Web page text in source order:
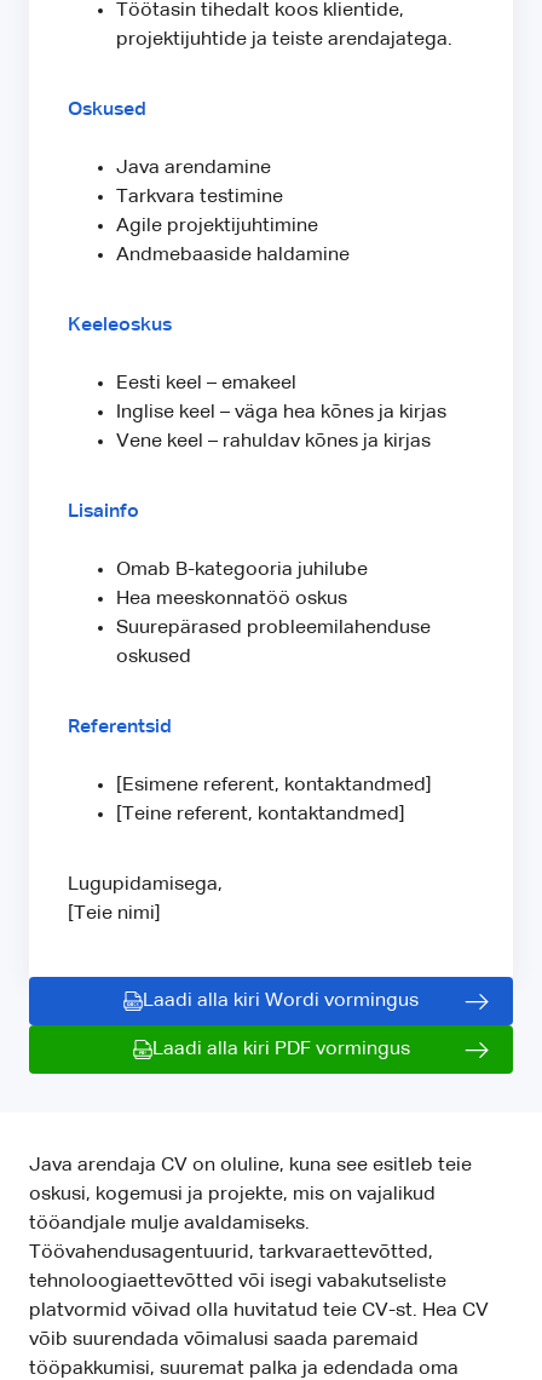
Töötasin tihedalt koos klientide,
projektijuhtide ja teiste arendajatega.
Oskused
Java arendamine
Tarkvara testimine
Agile projektijuhtimine
Andmebaaside haldamine
Keeleoskus
Eesti keel – emakeel
Inglise keel – väga hea kõnes ja kirjas
Vene keel – rahuldav kõnes ja kirjas
Lisainfo
Omab B-kategooria juhilube
Hea meeskonnatöö oskus
Suurepärased probleemilahenduse
oskused
Referentsid
[Esimene referent, kontaktandmed]
[Teine referent, kontaktandmed]
Lugupidamisega,
[Teie nimi]
Laadi alla kiri Wordi vormingus
Laadi alla kiri PDF vormingus
Java arendaja CV on oluline, kuna see esitleb teie
oskusi, kogemusi ja projekte, mis on vajalikud
tööandjale mulje avaldamiseks.
Töövahendusagentuurid, tarkvaraettevõtted,
tehnoloogiaettevõtted või isegi vabakutseliste
platvormid võivad olla huvitatud teie CV-st. Hea CV
võib suurendada võimalusi saada paremaid
tööpakkumisi, suuremat palka ja edendada oma